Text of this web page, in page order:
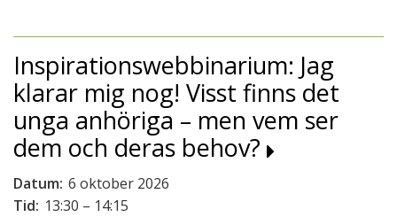
Inspirationswebbinarium: Jag
klarar mig nog! Visst finns det
unga anhöriga – men vem ser
dem och deras behov?
Datum: 6 oktober 2026
Tid: 13:30 – 14:15